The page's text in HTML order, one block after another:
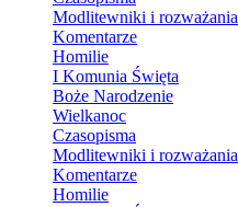
Modlitewniki i rozważania
Komentarze
Homilie
I Komunia Święta
Boże Narodzenie
Wielkanoc
Czasopisma
Modlitewniki i rozważania
Komentarze
Homilie